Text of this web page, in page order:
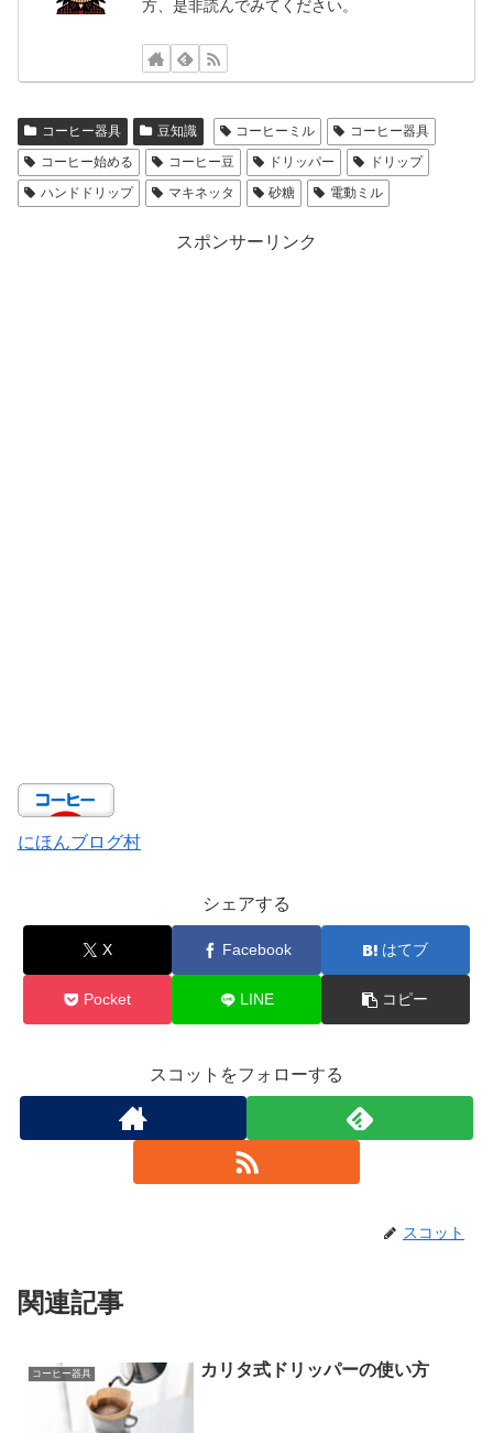
方、是非読んでみてください。
コーヒー器具 豆知識 コーヒーミル
コーヒー器具
コーヒー始める
コーヒー豆 ドリッパー
ドリップ
ハンドドリップ
マキネッタ 砂糖 電動ミル
スポンサーリンク
にほんブログ村
シェアする
X Facebook はてブ
Pocket LINE コピー
スコットをフォローする
スコット
関連記事
コーヒー器具 カリタ式ドリッパーの使い方